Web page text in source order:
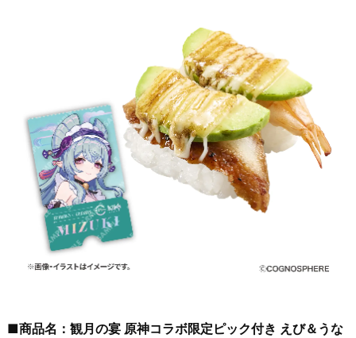
■商品名：観月の宴 原神コラボ限定ピック付き えび＆うな